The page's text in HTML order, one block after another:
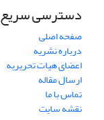
دسترسی سریع
صفحه اصلی
درباره نشریه
اعضای هیات تحریریه
ارسال مقاله
تماس با ما
نقشه سایت